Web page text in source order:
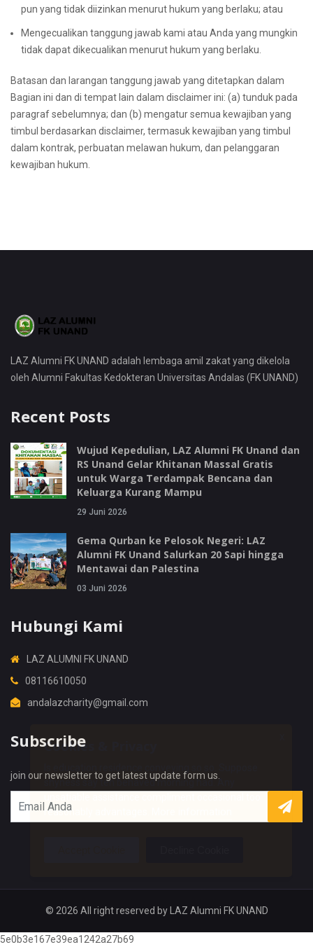
pun yang tidak diizinkan menurut hukum yang berlaku; atau
Mengecualikan tanggung jawab kami atau Anda yang mungkin
tidak dapat dikecualikan menurut hukum yang berlaku.
Batasan dan larangan tanggung jawab yang ditetapkan dalam
Bagian ini dan di tempat lain dalam disclaimer ini: (a) tunduk pada
paragraf sebelumnya; dan (b) mengatur semua kewajiban yang
timbul berdasarkan disclaimer, termasuk kewajiban yang timbul
dalam kontrak, perbuatan melawan hukum, dan pelanggaran
kewajiban hukum.
LAZ Alumni FK UNAND adalah lembaga amil zakat yang dikelola
oleh Alumni Fakultas Kedokteran Universitas Andalas (FK UNAND)
Recent Posts
Wujud Kepedulian, LAZ Alumni FK Unand dan
RS Unand Gelar Khitanan Massal Gratis
untuk Warga Terdampak Bencana dan
Keluarga Kurang Mampu
29 Juni 2026
Gema Qurban ke Pelosok Negeri: LAZ
Alumni FK Unand Salurkan 20 Sapi hingga
Mentawai dan Palestina
03 Juni 2026
Hubungi Kami
LAZ ALUMNI FK UNAND
08116610050
andalazcharity@gmail.com
Subscribe
join our newsletter to get latest update form us.
© 2026 All right reserved by LAZ Alumni FK UNAND
5e0b3e167e39ea1242a27b69
Cookies & Privacy
shyness say ten behaved morning had. Any
reasonably advantages.